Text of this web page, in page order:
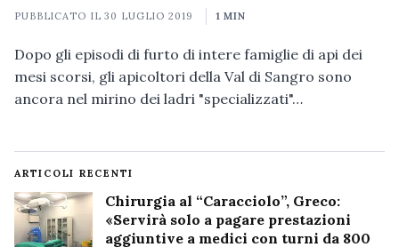
PUBBLICATO IL30 LUGLIO 2019 1 MIN
Dopo gli episodi di furto di intere famiglie di api dei
mesi scorsi, gli apicoltori della Val di Sangro sono
ancora nel mirino dei ladri "specializzati"…
ARTICOLI RECENTI
Chirurgia al “Caracciolo”, Greco:
«Servirà solo a pagare prestazioni
aggiuntive a medici con turni da 800